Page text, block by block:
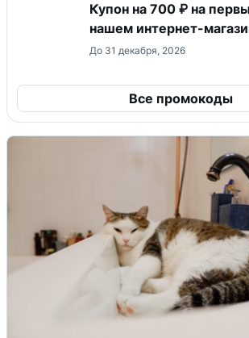
Купон на 700 ₽ на
нашем интернет-
До 31 декабря, 2026
Все промокоды